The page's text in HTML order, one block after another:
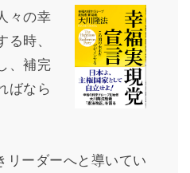
々の幸
時、
、補完
ばなら
リーダーへと導いてい